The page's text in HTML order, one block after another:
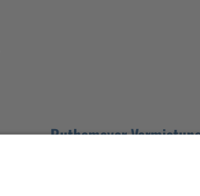
Ruthemeyer